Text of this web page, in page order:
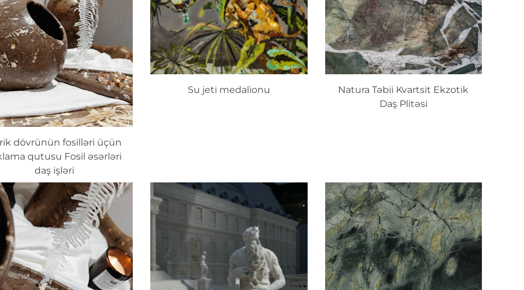
dövrünün fosilləri üçün
qutusu Fosil əsərləri
daş işləri
Su jeti medalionu
Natura Təbii Kvartsit Ekzotik
Daş Plitəsi